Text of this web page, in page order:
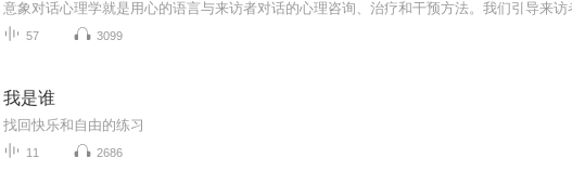
57 3099
我是谁
找回快乐和自由的练习
11 2686